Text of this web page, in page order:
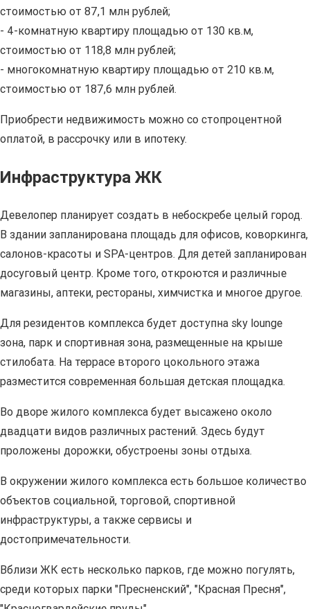
стоимостью от 87,1 млн рублей;
- 4-комнатную квартиру площадью от 130 кв.м,
стоимостью от 118,8 млн рублей;
- многокомнатную квартиру площадью от 210 кв.м,
стоимостью от 187,6 млн рублей.
Приобрести недвижимость можно со стопроцентной
оплатой, в рассрочку или в ипотеку.
Инфраструктура ЖК
Девелопер планирует создать в небоскребе целый город.
В здании запланирована площадь для офисов, коворкинга,
салонов-красоты и SPA-центров. Для детей запланирован
досуговый центр. Кроме того, откроются и различные
магазины, аптеки, рестораны, химчистка и многое другое.
Для резидентов комплекса будет доступна sky lounge
зона, парк и спортивная зона, размещенные на крыше
стилобата. На террасе второго цокольного этажа
разместится современная большая детская площадка.
Во дворе жилого комплекса будет высажено около
двадцати видов различных растений. Здесь будут
проложены дорожки, обустроены зоны отдыха.
В окружении жилого комплекса есть большое количество
объектов социальной, торговой, спортивной
инфраструктуры, а также сервисы и
достопримечательности.
Вблизи ЖК есть несколько парков, где можно погулять,
среди которых парки "Пресненский", "Красная Пресня",